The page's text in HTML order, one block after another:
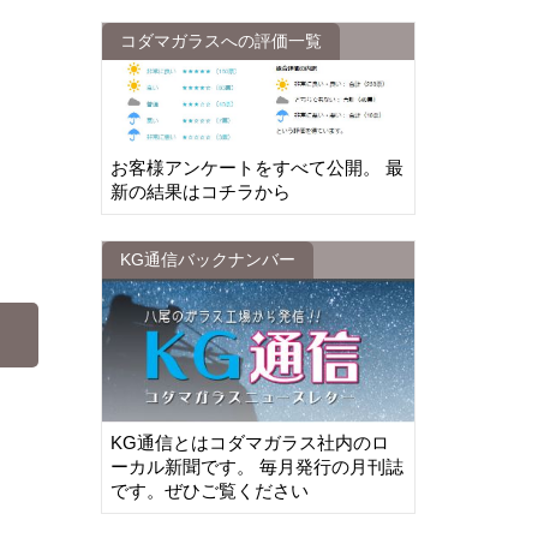
コダマガラスへの評価一覧
お客様アンケートをすべて公開。 最
新の結果はコチラから
KG通信バックナンバー
KG通信とはコダマガラス社内のロ
ーカル新聞です。 毎月発行の月刊誌
です。ぜひご覧ください